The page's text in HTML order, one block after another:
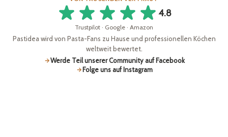
4.8
Trustpilot · Google · Amazon
Pastidea wird von Pasta-Fans zu Hause und professionellen Köchen
weltweit bewertet.
Werde Teil unserer Community auf Facebook
Folge uns auf Instagram